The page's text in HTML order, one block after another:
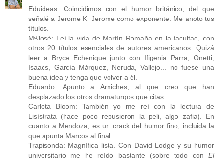
Eduideas: Coincidimos con el humor británico, del que
señalé a Jerome K. Jerome como exponente. Me anoto tus
títulos.
MªJosé: Leí la vida de Martín Romaña en la facultad, con
otros 20 títulos esenciales de autores americanos. Quizá
leer a Bryce Echenique junto con Ifigenia Parra, Onetti,
Isaacs, García Márquez, Neruda, Vallejo... no fuese una
buena idea y tenga que volver a él.
Eduardo: Apunto a Arniches, al que creo que han
desplazado los otros dramaturgos que citas.
Carlota Bloom: También yo me reí con la lectura de
Lisístrata (hace poco repusieron la peli, algo zafia). En
cuanto a Mendoza, es un crack del humor fino, incluida la
que apunta Marcos al final.
Trapisonda: Magnífica lista. Con David Lodge y su humor
universitario me he reído bastante (sobre todo con El